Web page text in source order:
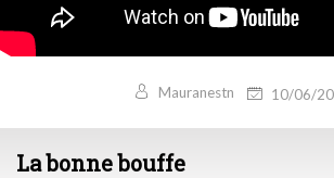
Mauranestn 10/06/
La bonne bouffe